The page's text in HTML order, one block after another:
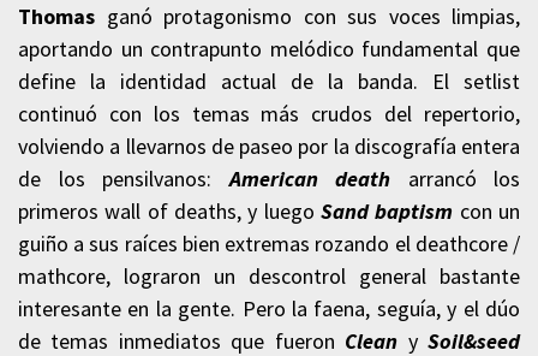
Thomas ganó protagonismo con sus voces limpias,
aportando un contrapunto melódico fundamental que
define la identidad actual de la banda. El setlist
continuó con los temas más crudos del repertorio,
volviendo a llevarnos de paseo por la discografía entera
de los pensilvanos:American death arrancó los
primeros wall of deaths, y luego Sand baptism con un
guiño a sus raíces bien extremas rozando el deathcore /
mathcore, lograron un descontrol general bastante
interesante en la gente. Pero la faena, seguía, y el dúo
de temas inmediatos que fueron Clean ySoil&seed